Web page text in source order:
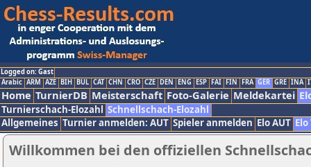
Logged on: Gast
Arabic ARM AZE BIH BUL CAT CHN CRO CZE DEN ENG ESP FAI FIN FRA GER GRE INA
Home TurnierDB Meisterschaft Foto-Galerie Meldekartei
Turnierschach-Elozahl Schnellschach-Elozahl
Allgemeines Turnier anmelden: AUT Spieler anmelden Elo AUT
Willkommen bei den offiziellen